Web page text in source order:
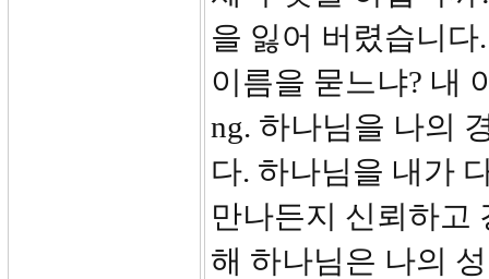
을 잃어 버렸습니
이름을 묻느냐? 내
ng. 하나님을 나의
다. 하나님을 내가
만나든지 신뢰하고
해 하나님은 나의